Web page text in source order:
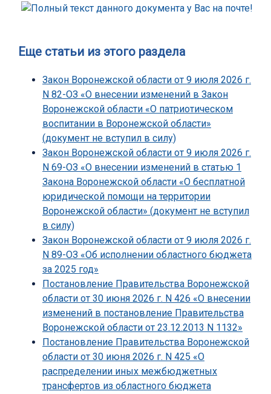
Еще статьи из этого раздела
Закон Воронежской области от 9 июля 2026 г.
N 82-ОЗ «О внесении изменений в Закон
Воронежской области «О патриотическом
воспитании в Воронежской области»
(документ не вступил в силу)
Закон Воронежской области от 9 июля 2026 г.
N 69-ОЗ «О внесении изменений в статью 1
Закона Воронежской области «О бесплатной
юридической помощи на территории
Воронежской области» (документ не вступил
в силу)
Закон Воронежской области от 9 июля 2026 г.
N 89-ОЗ «Об исполнении областного бюджета
за 2025 год»
Постановление Правительства Воронежской
области от 30 июня 2026 г. N 426 «О внесении
изменений в постановление Правительства
Воронежской области от 23.12.2013 N 1132»
Постановление Правительства Воронежской
области от 30 июня 2026 г. N 425 «О
распределении иных межбюджетных
трансфертов из областного бюджета